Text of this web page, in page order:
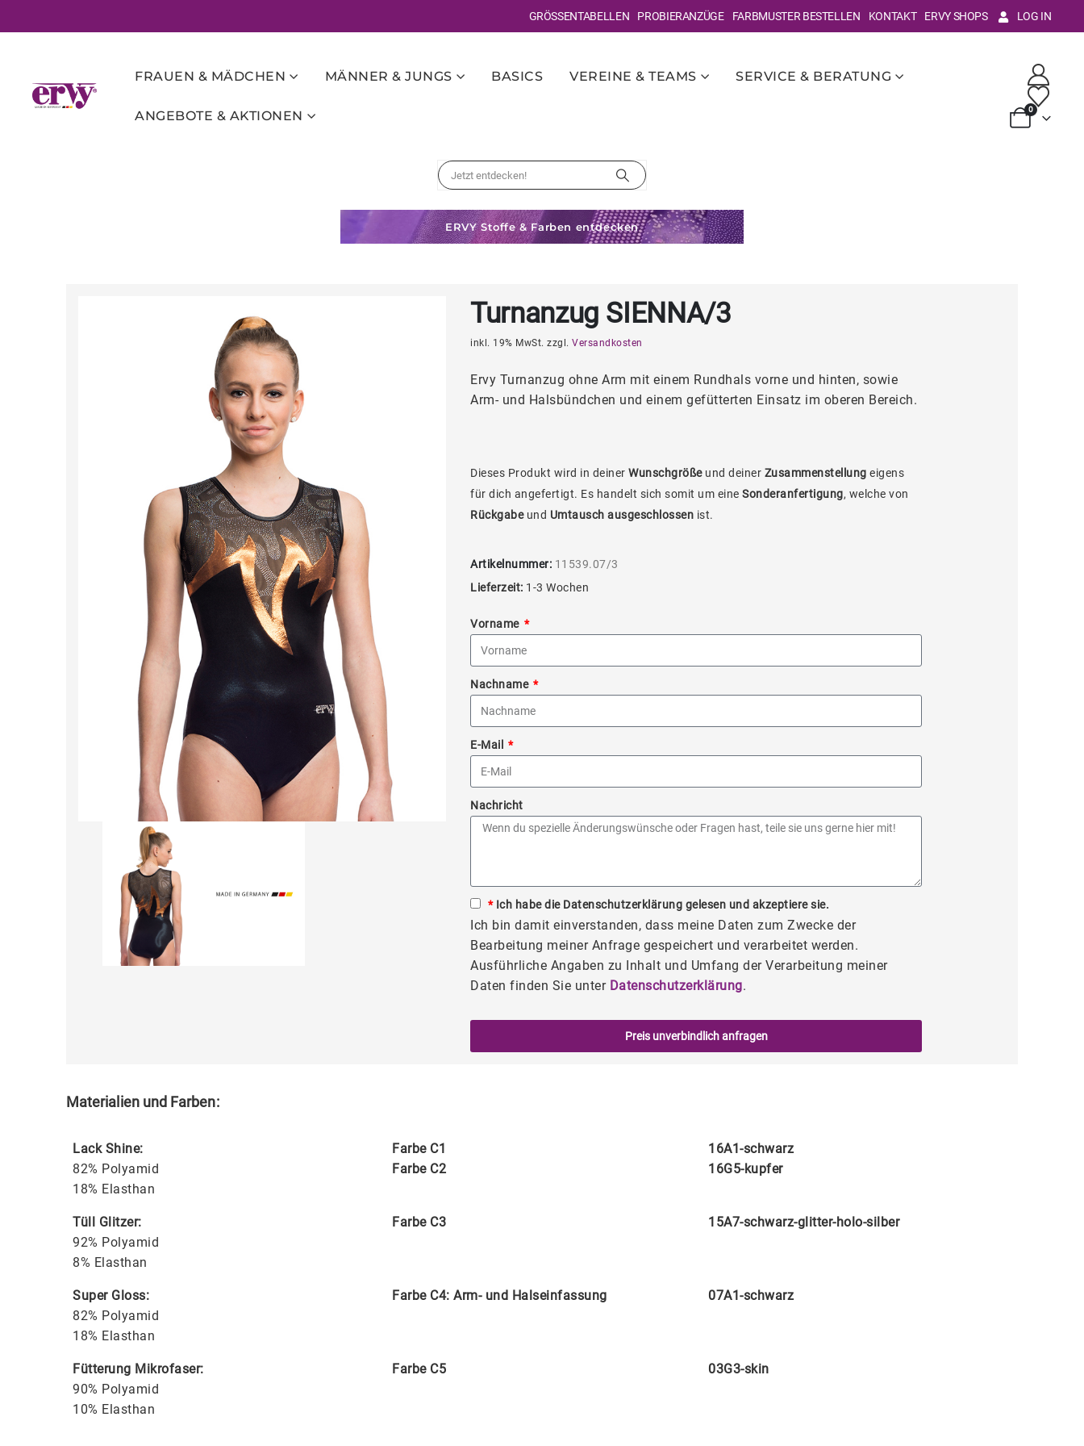
GRÖSSENTABELLEN PROBIERANZÜGE FARBMUSTER BESTELLEN KONTAKT ERVY SHOPS LOG IN
FRAUEN & MÄDCHEN MÄNNER & JUNGS BASICS VEREINE & TEAMS SERVICE & BERATUNG
ANGEBOTE & AKTIONEN 0
ERVY Stoffe & Farben entdecken
Turnanzug SIENNA/3
inkl. 19% MwSt. zzgl. Versandkosten
Ervy Turnanzug ohne Arm mit einem Rundhals vorne und hinten, sowie
Arm- und Halsbündchen und einem gefütterten Einsatz im oberen Bereich.
Dieses Produkt wird in deiner Wunschgrößeund deiner Zusammenstellung eigens
für dich angefertigt. Es handelt sich somit um eine Sonderanfertigung, welche von
Rückgabeund Umtausch ausgeschlossen ist.
Artikelnummer: 11539.07/3
Lieferzeit: 1-3 Wochen
Vorname
Nachname
E-Mail
Nachricht
*Ich habe die Datenschutzerklärung gelesen und akzeptiere sie.
Ich bin damit einverstanden, dass meine Daten zum Zwecke der
Bearbeitung meiner Anfrage gespeichert und verarbeitet werden.
Ausführliche Angaben zu Inhalt und Umfang der Verarbeitung meiner
Daten finden Sie unter Datenschutzerklärung.
Preis unverbindlich anfragen
Materialien und Farben:
Lack Shine:
82% Polyamid
18% Elasthan
Farbe C1
Farbe C2
16A1-schwarz
16G5-kupfer
Tüll Glitzer:
92% Polyamid
8% Elasthan
Farbe C3 15A7-schwarz-glitter-holo-silber
Super Gloss:
82% Polyamid
18% Elasthan
Farbe C4: Arm- und Halseinfassung 07A1-schwarz
Fütterung Mikrofaser:
90% Polyamid
10% Elasthan
Farbe C5 03G3-skin